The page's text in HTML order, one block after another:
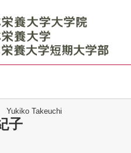
Yukiko Takeuchi
子